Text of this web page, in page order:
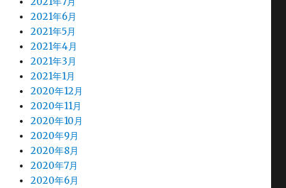
2021年6月
2021年5月
2021年4月
2021年3月
2021年1月
2020年12月
2020年11月
2020年10月
2020年9月
2020年8月
2020年7月
2020年6月